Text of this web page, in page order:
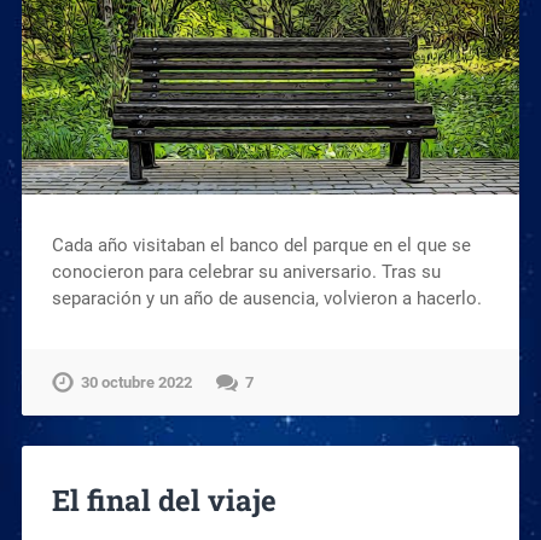
Cada año visitaban el banco del parque en el que se
conocieron para celebrar su aniversario. Tras su
separación y un año de ausencia, volvieron a hacerlo.
30 octubre 2022 7
El final del viaje